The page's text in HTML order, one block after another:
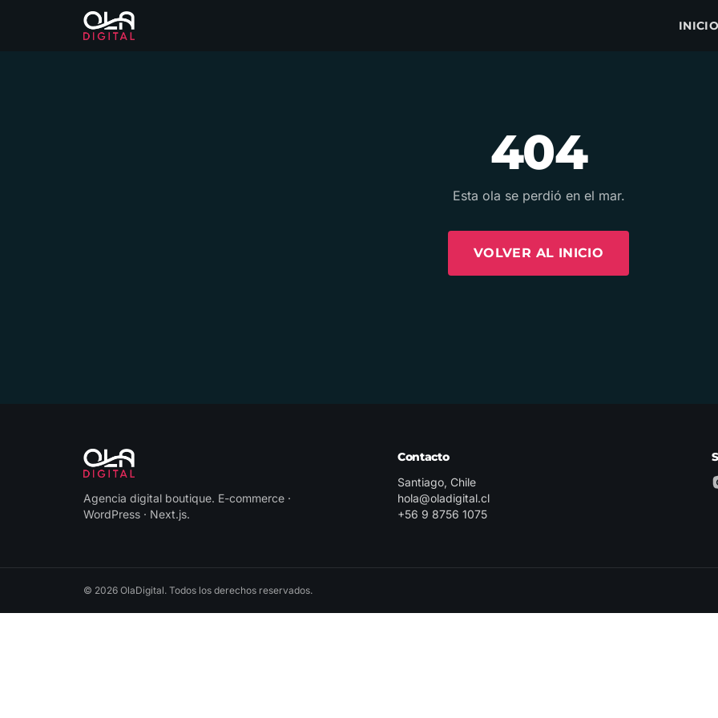
404
Esta ola se perdió en el mar.
VOLVER AL INICIO
Agencia digital boutique. E-commerce ·
WordPress · Next.js.
Contacto
Santiago, Chile
hola@oladigital.cl
+56 9 8756 1075
© 2026 OlaDigital. Todos los derechos reservados.